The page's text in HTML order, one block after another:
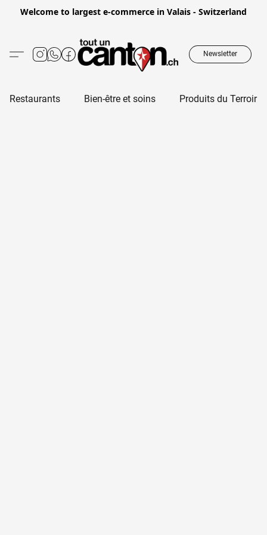
Welcome to largest e-commerce in Valais - Switzerland
Newsletter
Restaurants Bien-être et soins Produits du Terroir